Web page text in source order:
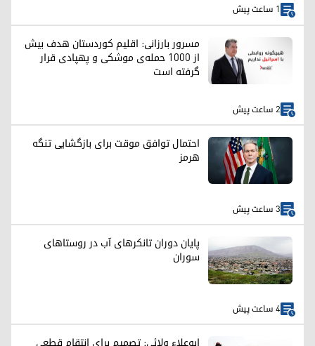
1 ساعت پیش
مسرور بارزانی: اقلیم کوردستان هدف بیش
از ۱۰۰۰ حمله‌ی موشکی و پهپادی قرار
گرفته است
2 ساعت پیش
احتمال توافق موقت برای بازگشایی تنگه
هرمز
3 ساعت پیش
پایان دوران تانکرهای آب در روستاهای
سوران
4 ساعت پیش